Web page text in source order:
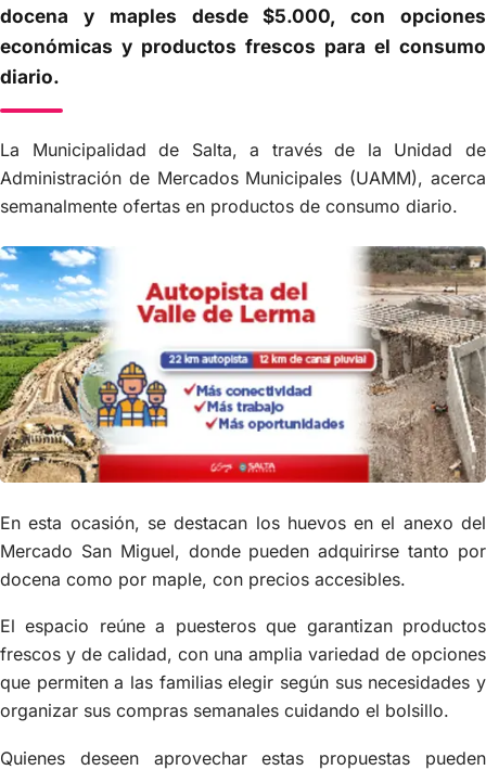
docena y maples desde $5.000, con opciones
económicas y productos frescos para el consumo
diario.
La Municipalidad de Salta, a través de la Unidad de
Administración de Mercados Municipales (UAMM), acerca
semanalmente ofertas en productos de consumo diario.
En esta ocasión, se destacan los huevos en el anexo del
Mercado San Miguel, donde pueden adquirirse tanto por
docena como por maple, con precios accesibles.
El espacio reúne a puesteros que garantizan productos
frescos y de calidad, con una amplia variedad de opciones
que permiten a las familias elegir según sus necesidades y
organizar sus compras semanales cuidando el bolsillo.
Quienes deseen aprovechar estas propuestas pueden